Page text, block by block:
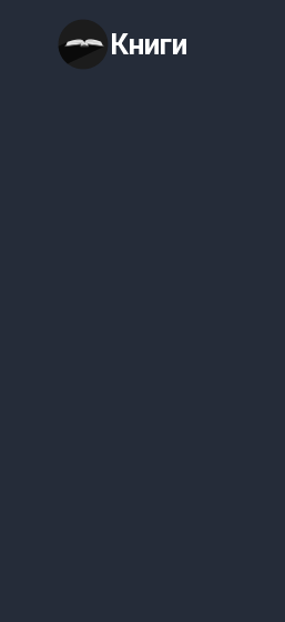
содержимому
Книги